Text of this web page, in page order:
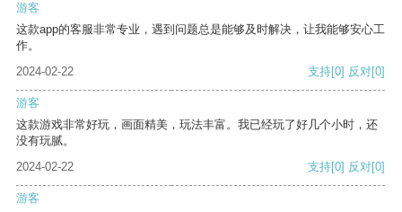
游客
这款app的客服非常专业，遇到问题总是能够及时解决，让我能够安心工
作。
2024-02-22
支持[0] 反对[0]
游客
这款游戏非常好玩，画面精美，玩法丰富。我已经玩了好几个小时，还
没有玩腻。
2024-02-22
支持[0] 反对[0]
游客